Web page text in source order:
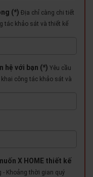
(*) Địa chỉ càng chi tiết
tác khảo sát và thiết kế
hệ với bạn (*) Yêu cầu
công tác khảo sát và
X HOME thiết kế
- Khoảng thời gian quý